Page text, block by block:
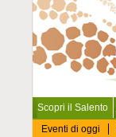
Scopri il Salento
Eventi di oggi